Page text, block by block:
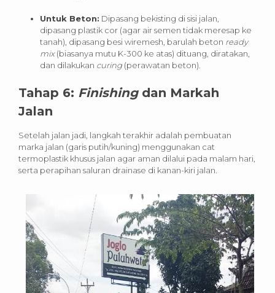
Untuk Beton: Dipasang bekisting di sisi jalan,
dipasang plastik cor (agar air semen tidak meresap ke
tanah), dipasang besi wiremesh, barulah beton ready
mix(biasanya mutu K-300 ke atas) dituang, diratakan,
dan dilakukan curing (perawatan beton).
Tahap 6: Finishingdan Markah
Jalan
Setelah jalan jadi, langkah terakhir adalah pembuatan
marka jalan (garis putih/kuning) menggunakan cat
termoplastik khusus jalan agar aman dilalui pada malam hari,
serta perapihan saluran drainase di kanan-kiri jalan.